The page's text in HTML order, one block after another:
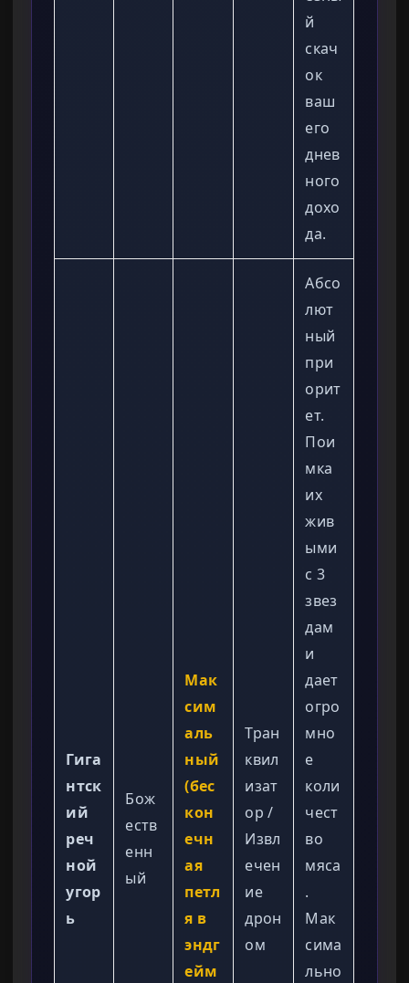
й
скач
ок
ваш
его
днев
ного
дохо
да.
Гига
нтск
ий
реч
ной
угор
ь
Бож
еств
енн
ый
Мак
сим
аль
ный
(бес
кон
ечн
ая
петл
я в
эндг
ейм
Тран
квил
изат
ор /
Извл
ечен
ие
дрон
ом
Абсо
лют
ный
при
орит
ет.
Пои
мка
их
жив
ыми
с 3
звез
дам
и
дает
огро
мно
е
коли
чест
во
мяса
.
Мак
сима
льно